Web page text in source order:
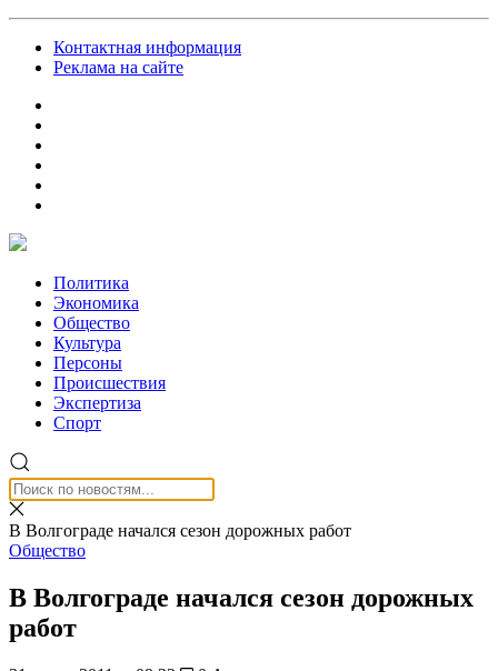
Контактная информация
Реклама на сайте
Политика
Экономика
Общество
Культура
Персоны
Происшествия
Экспертиза
Спорт
В Волгограде начался сезон дорожных работ
Общество
В Волгограде начался сезон дорожных
работ